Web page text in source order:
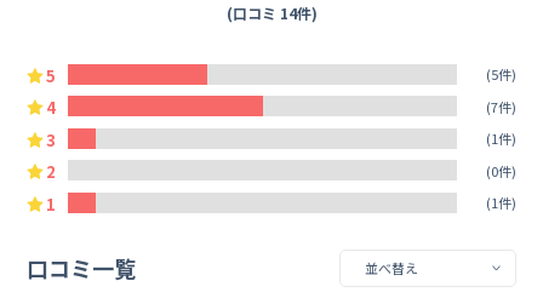
(口コミ 14件)
5 (5件)
4 (7件)
3 (1件)
2 (0件)
1 (1件)
口コミ一覧